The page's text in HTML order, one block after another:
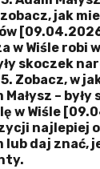
zobacz, jak
w Wiśle robi
skoczek
Zobacz, w
–
w Wiśle
najlepiej
lub daj znać,